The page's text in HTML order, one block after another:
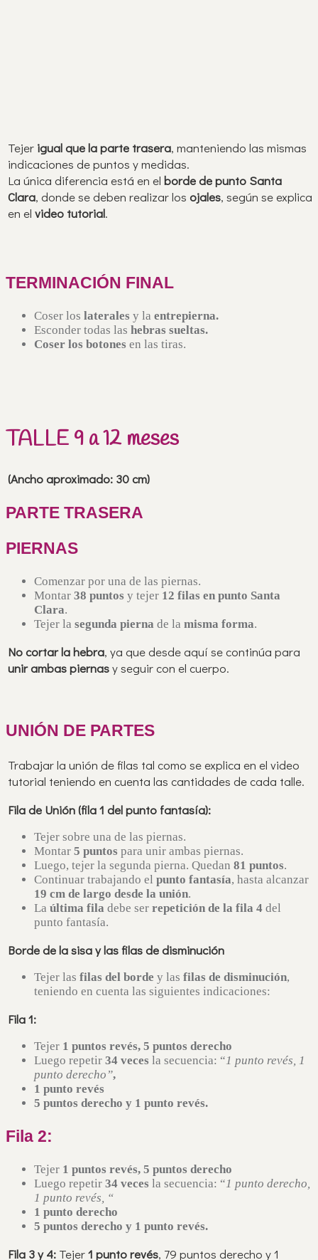
Tejer igual que la parte trasera, manteniendo las mismas
indicaciones de puntos y medidas.
La única diferencia está en el borde de punto Santa
Clara, donde se deben realizar los ojales, según se explica
en el video tutorial.
TERMINACIÓN FINAL
Coser los laterales y la entrepierna.
Esconder todas las hebras sueltas.
Coser los botones en las tiras.
TALLE 9 a 12 meses
(Ancho aproximado: 30 cm)
PARTE TRASERA
PIERNAS
Comenzar por una de las piernas.
Montar 38 puntos y tejer 12 filas en punto Santa
Clara.
Tejer la segunda pierna de la misma forma.
No cortar la hebra, ya que desde aquí se continúa para
unir ambas piernasy seguir con el cuerpo.
UNIÓN DE PARTES
Trabajar la unión de filas tal como se explica en el video
tutorial teniendo en cuenta las cantidades de cada talle.
Fila de Unión (fila 1 del punto fantasía):
Tejer sobre una de las piernas.
Montar 5 puntos para unir ambas piernas.
Luego, tejer la segunda pierna. Quedan 81 puntos.
Continuar trabajando el punto fantasía, hasta alcanzar
19 cm de largo desde la unión.
La última fila debe ser repetición de la fila 4 del
punto fantasía.
Borde de la sisa y las filas de disminución
Tejer las filas del borde y las filas de disminución,
teniendo en cuenta las siguientes indicaciones:
Fila 1:
Tejer 1 puntos revés, 5 puntos derecho
Luego repetir 34 veces la secuencia: “1 punto revés, 1
punto derecho”,
1 punto revés
5 puntos derecho y 1 punto revés.
Fila 2:
Tejer 1 puntos revés, 5 puntos derecho
Luego repetir 34 veces la secuencia: “1 punto derecho,
1 punto revés, “
1 punto derecho
5 puntos derecho y 1 punto revés.
Fila 3 y 4: Tejer1 punto revés, 79 puntos derecho y 1